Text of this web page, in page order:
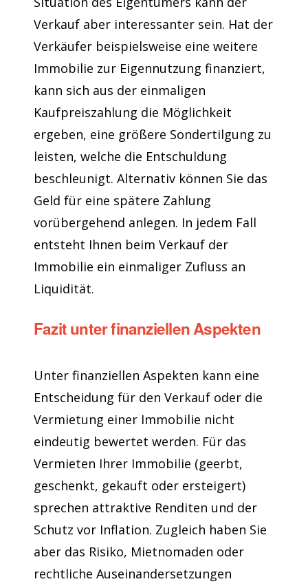
Verkauf aber interessanter sein. Hat der
Verkäufer beispielsweise eine weitere
Immobilie zur Eigennutzung finanziert,
kann sich aus der einmaligen
Kaufpreiszahlung die Möglichkeit
ergeben, eine größere Sondertilgung zu
leisten, welche die Entschuldung
beschleunigt. Alternativ können Sie das
Geld für eine spätere Zahlung
vorübergehend anlegen. In jedem Fall
entsteht Ihnen beim Verkauf der
Immobilie ein einmaliger Zufluss an
Liquidität.
Fazit unter finanziellen Aspekten
Unter finanziellen Aspekten kann eine
Entscheidung für den Verkauf oder die
Vermietung einer Immobilie nicht
eindeutig bewertet werden. Für das
Vermieten Ihrer Immobilie (geerbt,
geschenkt, gekauft oder ersteigert)
sprechen attraktive Renditen und der
Schutz vor Inflation. Zugleich haben Sie
aber das Risiko, Mietnomaden oder
rechtliche Auseinandersetzungen